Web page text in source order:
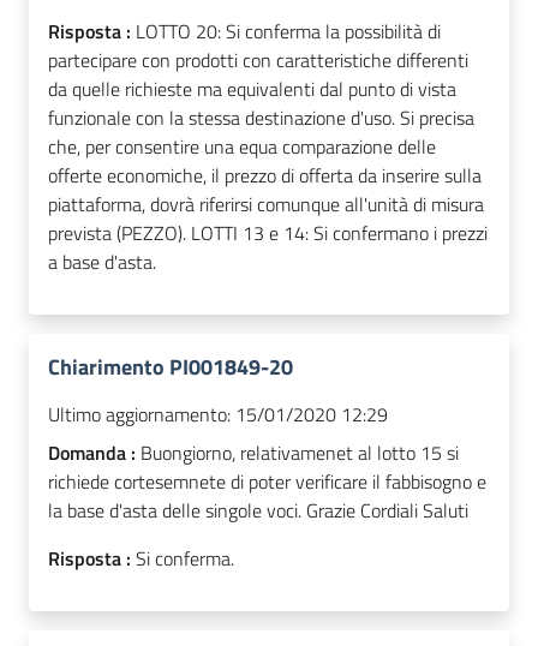
Risposta : LOTTO 20: Si conferma la possibilità di
partecipare con prodotti con caratteristiche differenti
da quelle richieste ma equivalenti dal punto di vista
funzionale con la stessa destinazione d'uso. Si precisa
che, per consentire una equa comparazione delle
offerte economiche, il prezzo di offerta da inserire sulla
piattaforma, dovrà riferirsi comunque all'unità di misura
prevista (PEZZO). LOTTI 13 e 14: Si confermano i prezzi
a base d'asta.
Chiarimento PI001849-20
Ultimo aggiornamento: 15/01/2020 12:29
Domanda : Buongiorno, relativamenet al lotto 15 si
richiede cortesemnete di poter verificare il fabbisogno e
la base d'asta delle singole voci. Grazie Cordiali Saluti
Risposta : Si conferma.